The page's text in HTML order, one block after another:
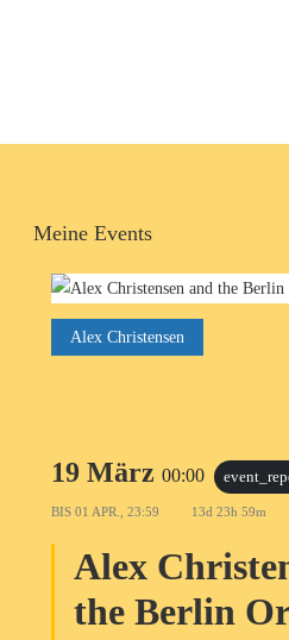
Meine Events
Alex Christensen
19 März 00:00
BIS 01 APR., 23:59 13d 23h 59m
Alex
the Berlin